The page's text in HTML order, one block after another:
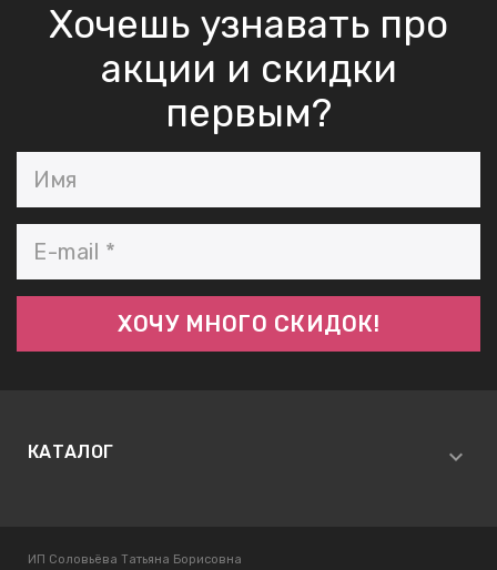
Хочешь узнавать про
акции и скидки
первым?
КАТАЛОГ
ИП Соловьёва Татьяна Борисовна